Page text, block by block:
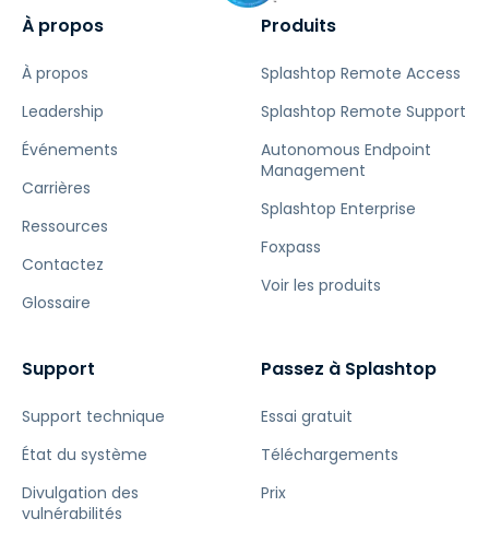
À propos
À propos
Leadership
Événements
Carrières
Ressources
Contactez
Glossaire
Produits
Splashtop Remote Access
Splashtop Remote Support
Autonomous Endpoint
Management
Splashtop Enterprise
Foxpass
Voir les produits
Support
Support technique
État du système
Divulgation des
vulnérabilités
Passez à Splashtop
Essai gratuit
Téléchargements
Prix